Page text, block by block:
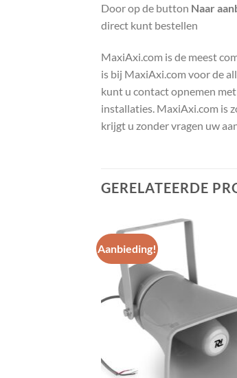
Door op de button Naar
direct kunt bestellen
MaxiAxi.com is de meest
is bij MaxiAxi.com voor de
kunt u contact opnemen
installaties. MaxiAxi.com is
krijgt u zonder vragen uw
GERELATEERDE
Aanbieding!